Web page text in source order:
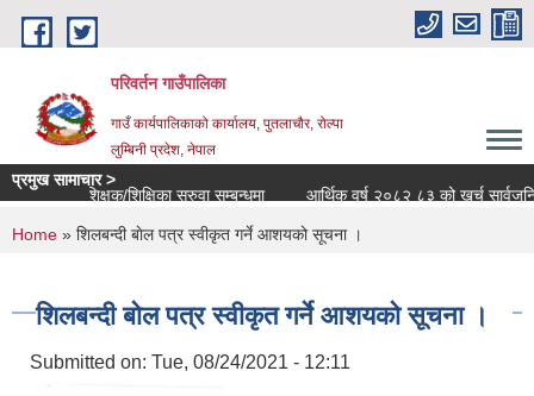
Skip to main content
परिवर्तन गाउँपालिका
गाउँ कार्यपालिकाको कार्यालय, पुतलाचौर, रोल्पा
लुम्बिनी प्रदेश, नेपाल
प्रमुख सामाचार >
शिक्षक/शिक्षिका सरुवा सम्बन्धमा
आर्थिक वर्ष २०८२ ८३ को खर्च सार्वजनिक
You are here
Home » शिलबन्दी बाेल पत्र स्वीकृत गर्ने आशयको सूचना ।
शिलबन्दी बाेल पत्र स्वीकृत गर्ने आशयको सूचना ।
Submitted on: Tue, 08/24/2021 - 12:11